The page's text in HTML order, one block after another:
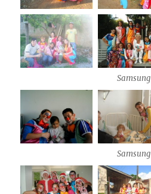
Samsung
Samsung